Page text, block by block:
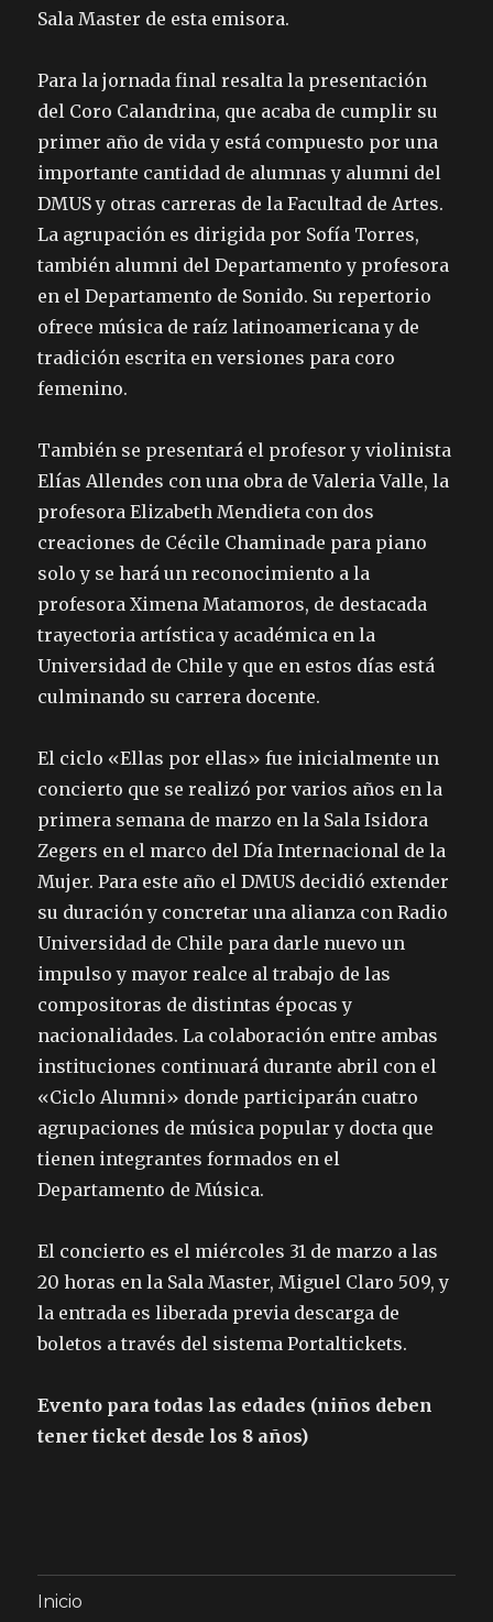
Sala Master de esta emisora.
Para la jornada final resalta la presentación
del Coro Calandrina, que acaba de cumplir su
primer año de vida y está compuesto por una
importante cantidad de alumnas y alumni del
DMUS y otras carreras de la Facultad de Artes.
La agrupación es dirigida por Sofía Torres,
también alumni del Departamento y profesora
en el Departamento de Sonido. Su repertorio
ofrece música de raíz latinoamericana y de
tradición escrita en versiones para coro
femenino.
También se presentará el profesor y violinista
Elías Allendes con una obra de Valeria Valle, la
profesora Elizabeth Mendieta con dos
creaciones de Cécile Chaminade para piano
solo y se hará un reconocimiento a la
profesora Ximena Matamoros, de destacada
trayectoria artística y académica en la
Universidad de Chile y que en estos días está
culminando su carrera docente.
El ciclo «Ellas por ellas» fue inicialmente un
concierto que se realizó por varios años en la
primera semana de marzo en la Sala Isidora
Zegers en el marco del Día Internacional de la
Mujer. Para este año el DMUS decidió extender
su duración y concretar una alianza con Radio
Universidad de Chile para darle nuevo un
impulso y mayor realce al trabajo de las
compositoras de distintas épocas y
nacionalidades. La colaboración entre ambas
instituciones continuará durante abril con el
«Ciclo Alumni» donde participarán cuatro
agrupaciones de música popular y docta que
tienen integrantes formados en el
Departamento de Música.
El concierto es el miércoles 31 de marzo a las
20 horas en la Sala Master, Miguel Claro 509, y
la entrada es liberada previa descarga de
boletos a través del sistema Portaltickets.
Evento para todas las edades (niños deben
tener ticket desde los 8 años)
Inicio